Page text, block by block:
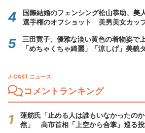
国際結婚のフェンシング松山恭助、美
選手権のオフショット 美男美女カッ
三田寛子、優雅な淡い黄色の着物姿で
「めちゃくちゃ綺麗」「涼しげ」美貌
J-CAST ニュース
コメントランキング
蓮舫氏「止める人は誰もいなかったの
然」 高市首相「上空から合掌」巡る